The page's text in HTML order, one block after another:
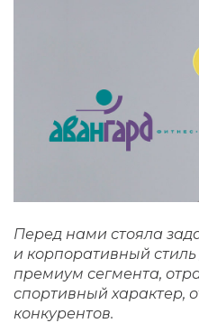
Перед нами стояла
и корпоративный
премиум сегмента,
спортивный характер,
конкурентов.